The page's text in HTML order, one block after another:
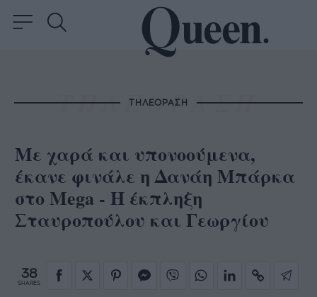
ΤΗΛΕΟΡΑΣΗ
Με χαρά και υπονοούμενα,
έκανε φινάλε η Δανάη Μπάρκα
στο Mega - Η έκπληξη
Σταυροπούλου και Γεωργίου
38
SHARES